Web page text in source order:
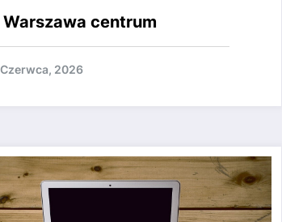
Warszawa centrum
2026